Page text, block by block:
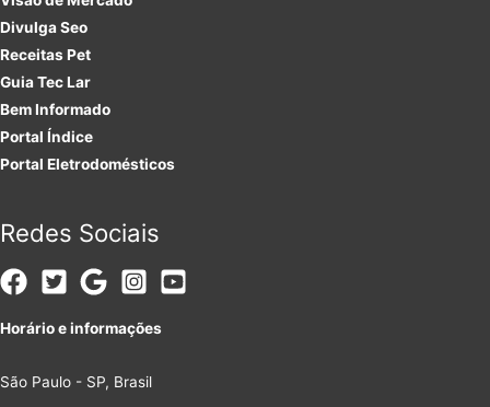
Divulga Seo
Receitas Pet
Guia Tec Lar
Bem Informado
Portal Índice
Portal Eletrodomésticos
Redes Sociais
Horário e informações
São Paulo - SP, Brasil